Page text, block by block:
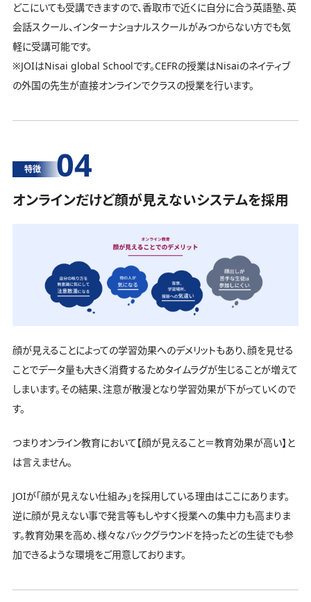
どこにいても受講できますので、香取市で近くに自分に合う英語塾、英
会話スクール、インターナショナルスクールがみつからない方でも気
軽に受講可能です。
※JOIはNisai global Schoolです。CEFRの授業はNisaiのネイティブ
の外国の先生が直接オンラインでクラスの授業を行います。
特徴 04
オンラインだけど顔が見えないシステムを採用
顔が見えることによっての学習効果へのデメリットもあり、顔を見せる
ことでデータ量も大きく消費するためタイムラグが生じることが増えて
しまいます。その結果、注意が散漫となり学習効果が下がっていくので
す。
つまりオンライン教育において【顔が見えること＝教育効果が高い】と
は言えません。
JOIが「顔が見えない仕組み」を採用している理由はここにあります。
逆に顔が見えない事で発言等もしやすく授業への集中力も高まりま
す。教育効果を高め、様々なバックグラウンドを持ったどの生徒でも参
加できるような環境をご用意しております。